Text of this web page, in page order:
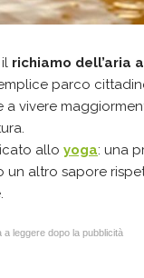
richiamo dell’aria
parco
vivere
allo yoga: una
un altro sapore
a leggere dopo la pubblicità